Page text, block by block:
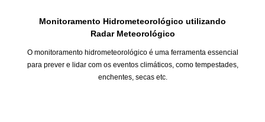
Monitoramento Hidrometeorológico utilizando
Radar Meteorológico
O monitoramento hidrometeorológico é uma ferramenta essencial
para prever e lidar com os eventos climáticos, como tempestades,
enchentes, secas etc.